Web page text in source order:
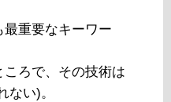
最重要なキーワー
ろで、その技術は
ない)。